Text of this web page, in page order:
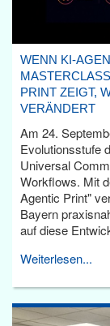
WENN KI-
PRINT ZEIGT,
VERÄNDERT
Am 24.
Evolutionsstufe
Universal
Workflows. Mit
Agentic Print"
Bayern
auf diese
Weiterlesen...